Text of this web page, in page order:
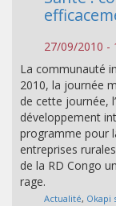
27/09/2010 -
La communauté
2010, la journée
de cette journée,
développement
programme pour
entreprises
de la RD Congo
rage.
Actualité, Okapi